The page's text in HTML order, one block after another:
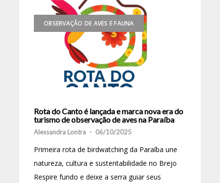
OBSERVAÇÃO DE AVES E FAUNA
Rota do Canto é lançada e marca nova era do
turismo de observação de aves na Paraíba
Alessandra Lontra - 06/10/2025
Primeira rota de birdwatching da Paraíba une
natureza, cultura e sustentabilidade no Brejo
Respire fundo e deixe a serra guiar seus